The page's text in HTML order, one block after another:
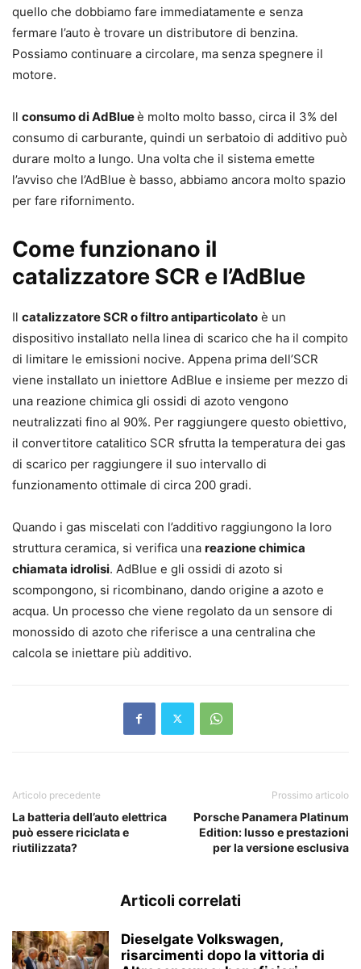
quello che dobbiamo fare immediatamente e senza
fermare l’auto è trovare un distributore di benzina.
Possiamo continuare a circolare, ma senza spegnere il
motore.
Il consumo di AdBlueè molto molto basso, circa il 3% del
consumo di carburante, quindi un serbatoio di additivo può
durare molto a lungo. Una volta che il sistema emette
l’avviso che l’AdBlue è basso, abbiamo ancora molto spazio
per fare rifornimento.
Come funzionano il
catalizzatore SCR e l’AdBlue
Il catalizzatore SCR o filtro antiparticolato è un
dispositivo installato nella linea di scarico che ha il compito
di limitare le emissioni nocive. Appena prima dell’SCR
viene installato un iniettore AdBlue e insieme per mezzo di
una reazione chimica gli ossidi di azoto vengono
neutralizzati fino al 90%. Per raggiungere questo obiettivo,
il convertitore catalitico SCR sfrutta la temperatura dei gas
di scarico per raggiungere il suo intervallo di
funzionamento ottimale di circa 200 gradi.
Quando i gas miscelati con l’additivo raggiungono la loro
struttura ceramica, si verifica una reazione chimica
chiamata idrolisi. AdBlue e gli ossidi di azoto si
scompongono, si ricombinano, dando origine a azoto e
acqua. Un processo che viene regolato da un sensore di
monossido di azoto che riferisce a una centralina che
calcola se iniettare più additivo.
Articolo precedente
La batteria dell’auto elettrica
può essere riciclata e
riutilizzata?
Prossimo articolo
Porsche Panamera Platinum
Edition: lusso e prestazioni
per la versione esclusiva
Articoli correlati
Dieselgate Volkswagen,
risarcimenti dopo la vittoria di